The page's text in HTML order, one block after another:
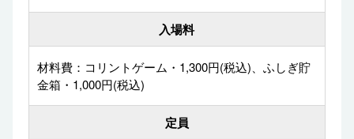
入場料
材料費：コリントゲーム・1,300円(税込)、ふしぎ貯
金箱・1,000円(税込)
定員